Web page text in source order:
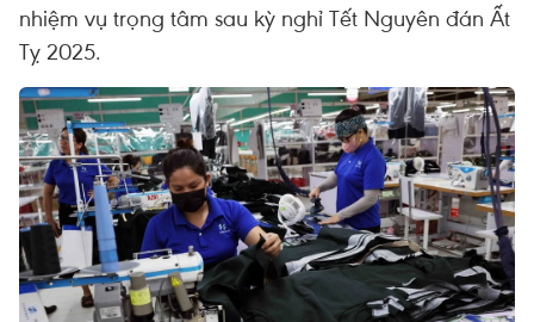
nhiệm vụ trọng tâm sau kỳ nghỉ Tết Nguyên đán Ất
Tỵ 2025.